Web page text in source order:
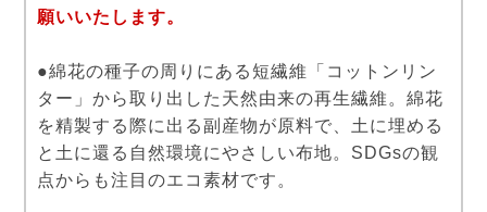
願いいたします。
●綿花の種子の周りにある短繊維「コットンリン
ター」から取り出した天然由来の再生繊維。綿花
を精製する際に出る副産物が原料で、土に埋める
と土に還る自然環境にやさしい布地。SDGsの観
点からも注目のエコ素材です。